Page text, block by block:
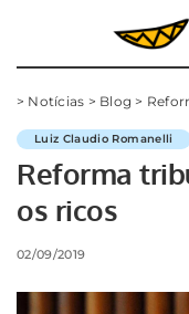
> Notícias > Blog >
Luiz Claudio Romanelli
Reforma
os ricos
02/09/2019